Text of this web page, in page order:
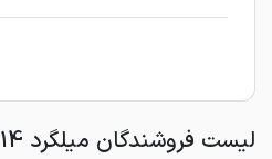
لیست فروشندگان میلگرد 14 A3 طول 12 ظفر بناب